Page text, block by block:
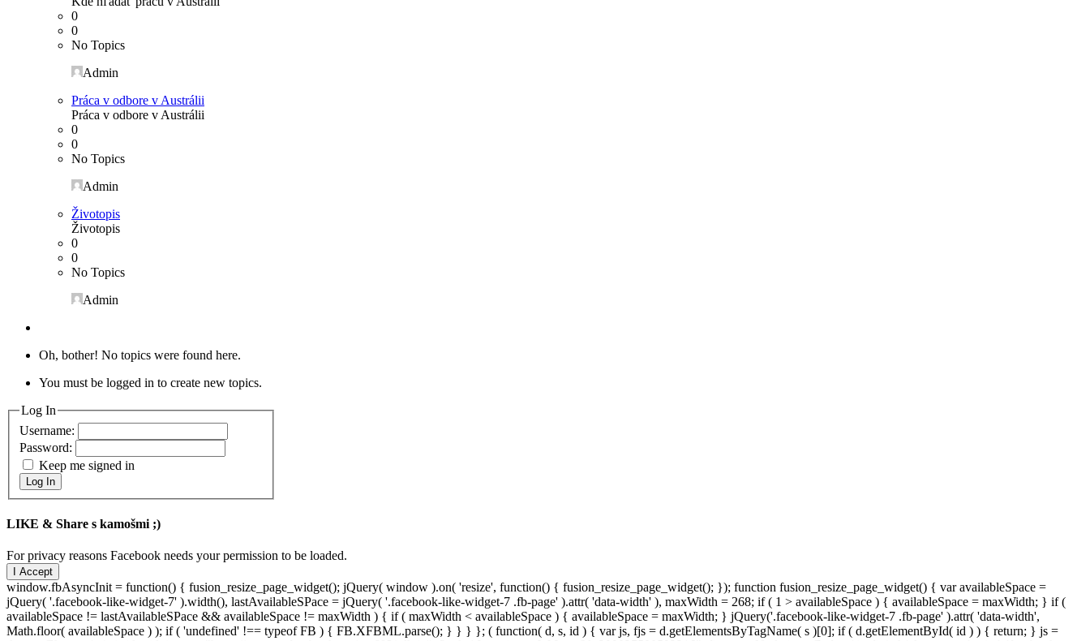
0
0
No Topics
Admin
Práca v odbore v Austrálii
Práca v odbore v Austrálii
0
0
No Topics
Admin
Životopis
Životopis
0
0
No Topics
Admin
Oh, bother! No topics were found here.
You must be logged in to create new topics.
Log In
Username:
Password:
Keep me signed in
Log In
LIKE & Share s kamošmi ;)
For privacy reasons Facebook needs your permission to be loaded.
I Accept
window.fbAsyncInit = function() { fusion_resize_page_widget(); jQuery( window ).on( 'resize', function() { fusion_resize_page_widget(); }); function fusion_resize_page_widget() { var availableSpace =
jQuery( '.facebook-like-widget-7' ).width(), lastAvailableSPace = jQuery( '.facebook-like-widget-7 .fb-page' ).attr( 'data-width' ), maxWidth = 268; if ( 1 > availableSpace ) { availableSpace = maxWidth; } if (
availableSpace != lastAvailableSPace && availableSpace != maxWidth ) { if ( maxWidth < availableSpace ) { availableSpace = maxWidth; } jQuery('.facebook-like-widget-7 .fb-page' ).attr( 'data-width',
Math.floor( availableSpace ) ); if ( 'undefined' !== typeof FB ) { FB.XFBML.parse(); } } } }; ( function( d, s, id ) { var js, fjs = d.getElementsByTagName( s )[0]; if ( d.getElementById( id ) ) { return; } js =